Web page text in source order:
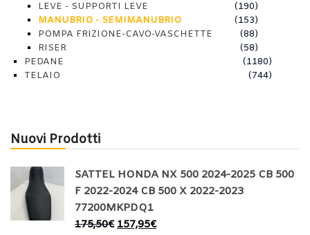
LEVE - SUPPORTI LEVE
(190)
MANUBRIO - SEMIMANUBRIO
(153)
POMPA FRIZIONE-CAVO-VASCHETTE
(88)
RISER
(58)
PEDANE
(1180)
TELAIO
(744)
Nuovi Prodotti
SATTEL HONDA NX 500 2024-2025 CB 500
F 2022-2024 CB 500 X 2022-2023
77200MKPDQ1
175,50€ 157,95€